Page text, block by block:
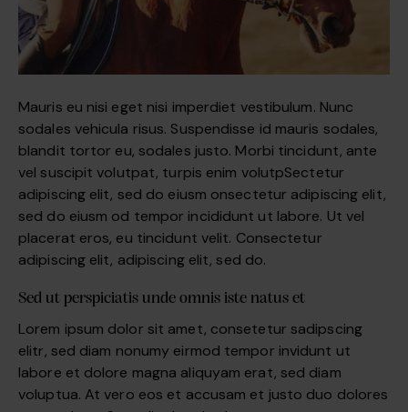
Mauris eu nisi eget nisi imperdiet vestibulum. Nunc
sodales vehicula risus. Suspendisse id mauris sodales,
blandit tortor eu, sodales justo. Morbi tincidunt, ante
vel suscipit volutpat, turpis enim volutpSectetur
adipiscing elit, sed do eiusm onsectetur adipiscing elit,
sed do eiusm od tempor incididunt ut labore. Ut vel
placerat eros, eu tincidunt velit. Consectetur
adipiscing elit, adipiscing elit, sed do.
Sed ut perspiciatis unde omnis iste natus et
Lorem ipsum dolor sit amet, consetetur sadipscing
elitr, sed diam nonumy eirmod tempor invidunt ut
labore et dolore magna aliquyam erat, sed diam
voluptua. At vero eos et accusam et justo duo dolores